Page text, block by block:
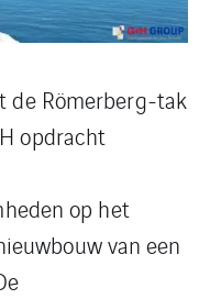
de Römerberg-tak
opdracht
op het
van een